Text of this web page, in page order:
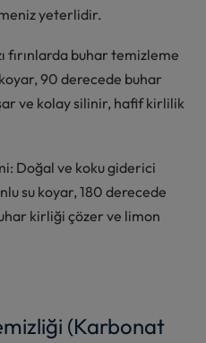
yeterlidir.
fırınlarda buhar temizleme
koyar, 90 derecede buhar
ve kolay silinir, hafif kirlilik
Doğal ve koku giderici
su koyar, 180 derecede
kirliği çözer ve limon
(Karbonat